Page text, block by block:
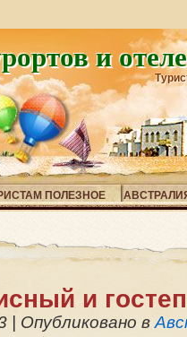
и
ПОЛЕЗНОЕ
и
Опубликовано в